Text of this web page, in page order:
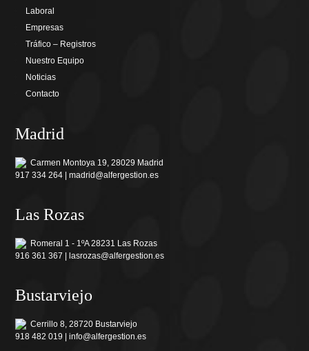
Laboral
Empresas
Tráfico – Registros
Nuestro Equipo
Noticias
Contacto
Madrid
Carmen Montoya 19, 28029 Madrid
917 334 264 | madrid@alfergestion.es
Las Rozas
Romeral 1 - 1ºA 28231 Las Rozas
916 361 367 | lasrozas@alfergestion.es
Bustarviejo
Cerrillo 8, 28720 Bustarviejo
918 482 019 | info@alfergestion.es